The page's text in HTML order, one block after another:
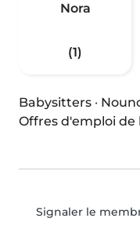
Nora
(1)
Babysitters ·
Offres d'emploi
Signaler le